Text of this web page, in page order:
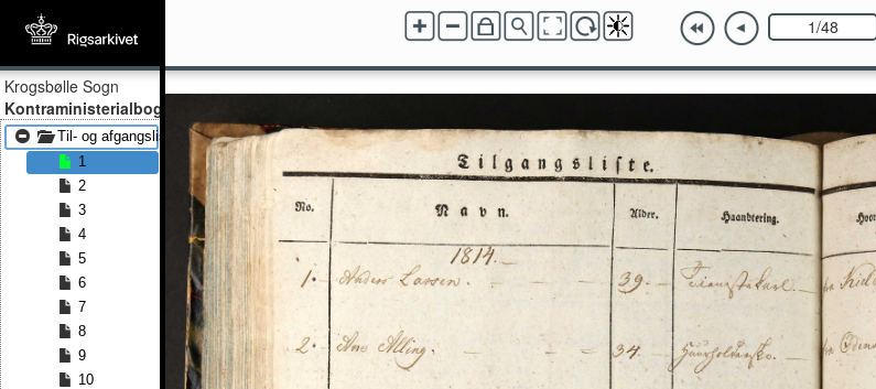
Krogsbølle Sogn
Kontraministerialbog
Til- og afgangslister 1814 - Til- og afgangslister 1826
1
2
3
4
5
6
7
8
9
10